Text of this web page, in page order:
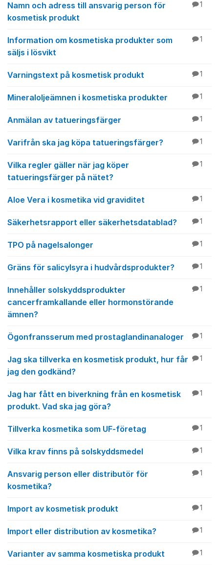
Namn och adress till ansvarig person för
kosmetisk produkt
1
Information om kosmetiska produkter som
säljs i lösvikt
1
Varningstext på kosmetisk produkt 1
Mineraloljeämnen i kosmetiska produkter 1
Anmälan av tatueringsfärger 1
Varifrån ska jag köpa tatueringsfärger? 1
Vilka regler gäller när jag köper
tatueringsfärger på nätet?
1
Aloe Vera i kosmetika vid graviditet 1
Säkerhetsrapport eller säkerhetsdatablad? 1
TPO på nagelsalonger 1
Gräns för salicylsyra i hudvårdsprodukter? 1
Innehåller solskyddsprodukter
cancerframkallande eller hormonstörande
ämnen?
1
Ögonfransserum med prostaglandinanaloger 1
Jag ska tillverka en kosmetisk produkt, hur får
jag den godkänd?
1
Jag har fått en biverkning från en kosmetisk
produkt. Vad ska jag göra?
1
Tillverka kosmetika som UF-företag 1
Vilka krav finns på solskyddsmedel 1
Ansvarig person eller distributör för
kosmetika?
1
Import av kosmetisk produkt 1
Import eller distribution av kosmetika? 1
Varianter av samma kosmetiska produkt 1